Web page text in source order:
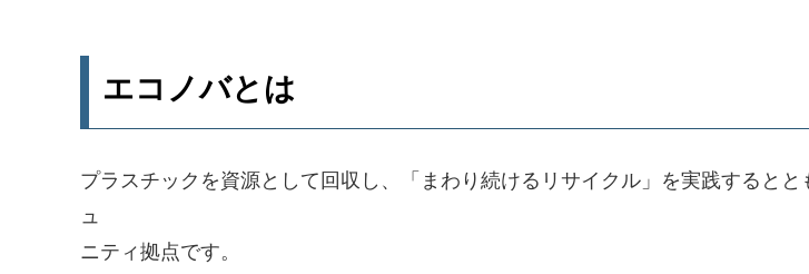
エコノバとは
プラスチックを資源として回収し、「まわり続けるリサイクル」を実践すると
ュ
ニティ拠点です。